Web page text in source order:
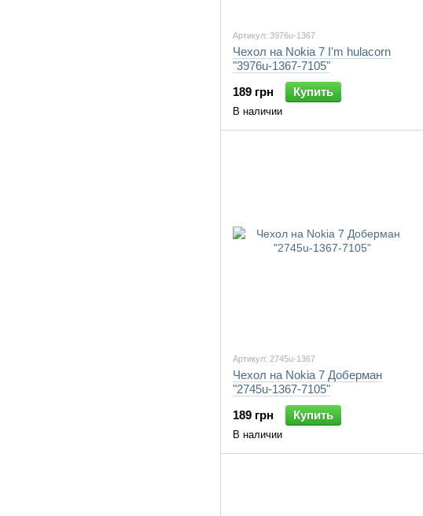
Артикул: 3976u-1367
Чехол на Nokia 7 I'm hulacorn
"3976u-1367-7105"
189 грн
Купить
В наличии
Артикул: 2745u-1367
Чехол на Nokia 7 Доберман
"2745u-1367-7105"
189 грн
Купить
В наличии